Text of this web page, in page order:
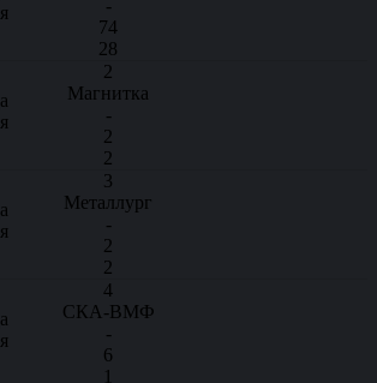
-
74
28
2
Магнитка
-
2
2
3
Металлург
-
2
2
4
СКА-ВМФ
-
6
1